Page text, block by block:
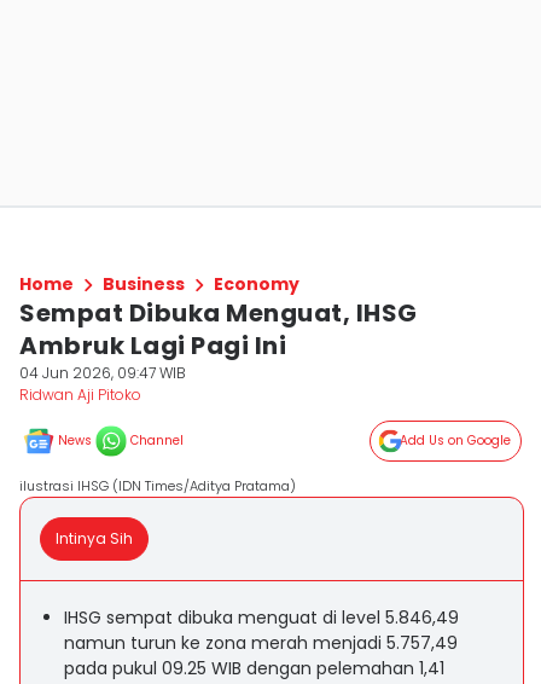
Home Business Economy
Sempat Dibuka Menguat, IHSG
Ambruk Lagi Pagi Ini
04 Jun 2026, 09:47 WIB
Ridwan Aji Pitoko
News Channel Add Us on Google
ilustrasi IHSG (IDN Times/Aditya Pratama)
Intinya Sih
IHSG sempat dibuka menguat di level 5.846,49
namun turun ke zona merah menjadi 5.757,49
pada pukul 09.25 WIB dengan pelemahan 1,41